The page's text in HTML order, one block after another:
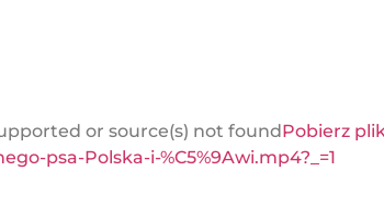
or source(s) not found Pobierz
psa-Polska-i-%C5%9Awi.mp4?_=1